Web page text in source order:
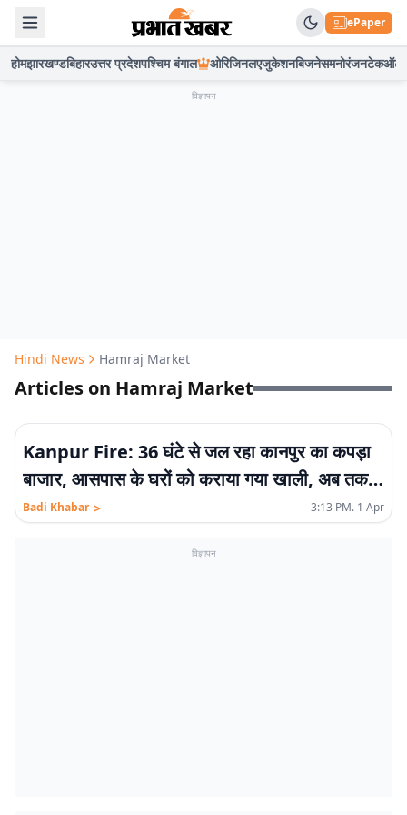
ePaper
होमझारखण्डबिहारउत्तर प्रदेशपश्चिम बंगाल ओरिजिनलएजुकेशनबिजनेसमनोरंजनटेकऑटो
विज्ञापन
Hindi News Hamraj Market
Articles on Hamraj Market
Kanpur Fire: 36 घंटे से जल रहा कानपुर का कपड़ा
बाजार, आसपास के घरों को कराया गया खाली, अब तक
25 अरब का नुकसान
Badi Khabar > 3:13 PM. 1 Apr
विज्ञापन